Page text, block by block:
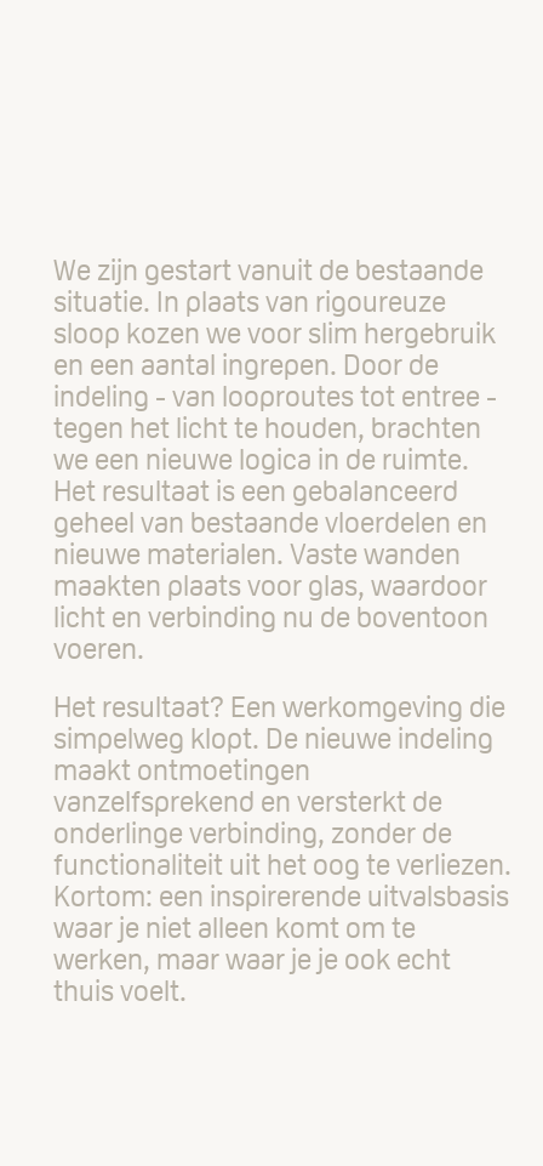
We zijn gestart vanuit de bestaande
situatie. In plaats van rigoureuze
sloop kozen we voor slim hergebruik
en een aantal ingrepen. Door de
indeling - van looproutes tot entree -
tegen het licht te houden, brachten
we een nieuwe logica in de ruimte.
Het resultaat is een gebalanceerd
geheel van bestaande vloerdelen en
nieuwe materialen. Vaste wanden
maakten plaats voor glas, waardoor
licht en verbinding nu de boventoon
voeren.
Het resultaat? Een werkomgeving die
simpelweg klopt. De nieuwe indeling
maakt ontmoetingen
vanzelfsprekend en versterkt de
onderlinge verbinding, zonder de
functionaliteit uit het oog te verliezen.
Kortom: een inspirerende uitvalsbasis
waar je niet alleen komt om te
werken, maar waar je je ook echt
thuis voelt.